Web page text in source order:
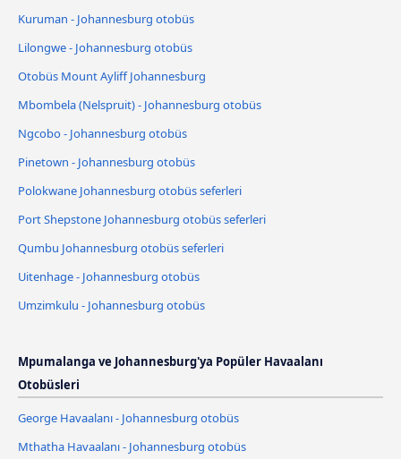
Kuruman - Johannesburg otobüs
Lilongwe - Johannesburg otobüs
Otobüs Mount Ayliff Johannesburg
Mbombela (Nelspruit) - Johannesburg otobüs
Ngcobo - Johannesburg otobüs
Pinetown - Johannesburg otobüs
Polokwane Johannesburg otobüs seferleri
Port Shepstone Johannesburg otobüs seferleri
Qumbu Johannesburg otobüs seferleri
Uitenhage - Johannesburg otobüs
Umzimkulu - Johannesburg otobüs
Mpumalanga ve Johannesburg'ya Popüler Havaalanı
Otobüsleri
George Havaalanı - Johannesburg otobüs
Mthatha Havaalanı - Johannesburg otobüs